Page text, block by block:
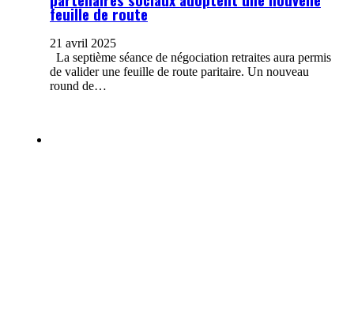
feuille de route
21 avril 2025
La septième séance de négociation retraites aura permis
de valider une feuille de route paritaire. Un nouveau
round de…